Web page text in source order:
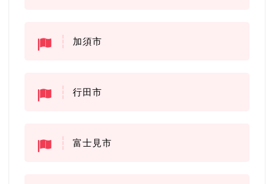
加須市
行田市
富士見市